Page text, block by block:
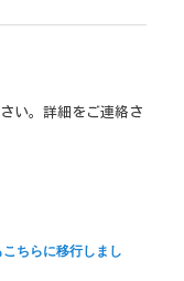
い。詳細をご連絡さ
ちらに移行しまし